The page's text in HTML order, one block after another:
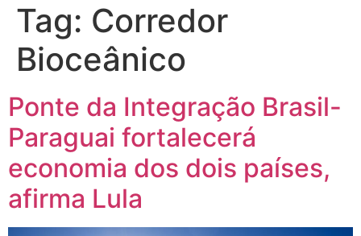
Tag: Corredor
Bioceânico
Ponte da Integração Brasil-
Paraguai fortalecerá
economia dos dois países,
afirma Lula